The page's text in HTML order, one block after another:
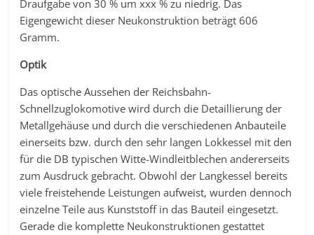
Draufgabe von 30 % um xxx % zu niedrig. Das
Eigengewicht dieser Neukonstruktion beträgt 606
Gramm.
Optik
Das optische Aussehen der Reichsbahn-
Schnellzuglokomotive wird durch die Detaillierung der
Metallgehäuse und durch die verschiedenen Anbauteile
einerseits bzw. durch den sehr langen Lokkessel mit den
für die DB typischen Witte-Windleitblechen andererseits
zum Ausdruck gebracht. Obwohl der Langkessel bereits
viele freistehende Leistungen aufweist, wurden dennoch
einzelne Teile aus Kunststoff in das Bauteil eingesetzt.
Gerade die komplette Neukonstruktionen gestattet